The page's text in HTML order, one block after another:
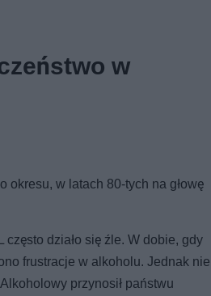
w
okresu, w latach 80-tych na głowę
działo się źle. W dobie, gdy
frustracje w alkoholu. Jednak nie
przynosił państwu